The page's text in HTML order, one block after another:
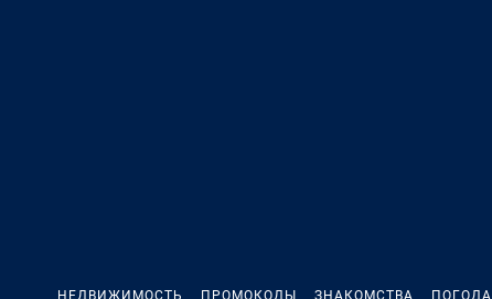
НЕДВИЖИМОСТЬ ПРОМОКОДЫ ЗНАКОМСТВА ПОГОДА